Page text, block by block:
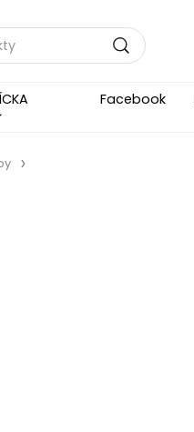
Facebook